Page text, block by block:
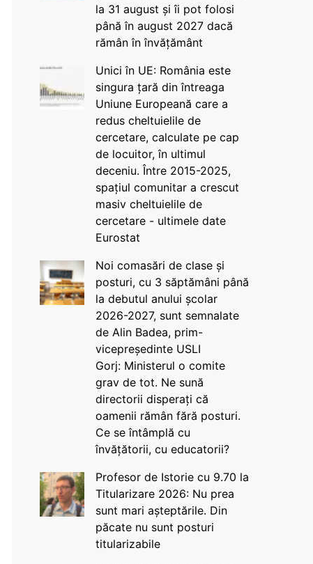
la 31 august și îi pot folosi
până în august 2027 dacă
rămân în învățământ
Unici în UE: România este
singura țară din întreaga
Uniune Europeană care a
redus cheltuielile de
cercetare, calculate pe cap
de locuitor, în ultimul
deceniu. Între 2015-2025,
spațiul comunitar a crescut
masiv cheltuielile de
cercetare - ultimele date
Eurostat
Noi comasări de clase și
posturi, cu 3 săptămâni până
la debutul anului școlar
2026-2027, sunt semnalate
de Alin Badea, prim-
vicepreședinte USLI
Gorj: Ministerul o comite
grav de tot. Ne sună
directorii disperați că
oamenii rămân fără posturi.
Ce se întâmplă cu
învățătorii, cu educatorii?
Profesor de Istorie cu 9.70 la
Titularizare 2026: Nu prea
sunt mari așteptările. Din
păcate nu sunt posturi
titularizabile